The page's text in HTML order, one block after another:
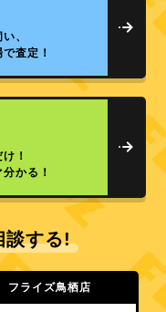
、
査定！
！
かる！
談する!
フライズ鳥栖店